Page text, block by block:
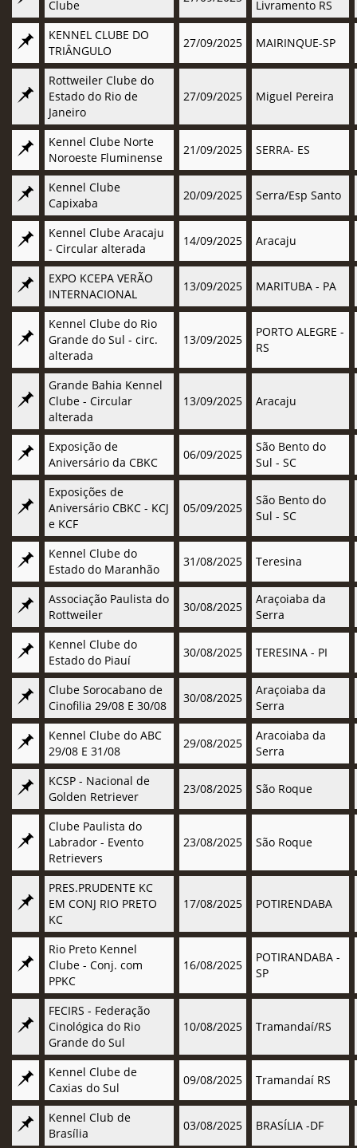
Clube
Livramento RS
KENNEL CLUBE DO
TRIÂNGULO
27/09/2025 MAIRINQUE-SP
Rottweiler Clube do
Estado do Rio de
Janeiro
27/09/2025 Miguel Pereira
Kennel Clube Norte
Noroeste Fluminense
21/09/2025 SERRA- ES
Kennel Clube
Capixaba
20/09/2025 Serra/Esp Santo
Kennel Clube Aracaju
- Circular alterada
14/09/2025 Aracaju
EXPO KCEPA VERÃO
INTERNACIONAL
13/09/2025 MARITUBA - PA
Kennel Clube do Rio
Grande do Sul - circ.
alterada
13/09/2025
PORTO ALEGRE -
RS
Grande Bahia Kennel
Clube - Circular
alterada
13/09/2025 Aracaju
Exposição de
Aniversário da CBKC
06/09/2025
São Bento do
Sul - SC
Exposições de
Aniversário CBKC - KCJ
e KCF
05/09/2025
São Bento do
Sul - SC
Kennel Clube do
Estado do Maranhão
31/08/2025 Teresina
Associação Paulista do
Rottweiler
30/08/2025
Araçoiaba da
Serra
Kennel Clube do
Estado do Piauí
30/08/2025 TERESINA - PI
Clube Sorocabano de
Cinofilia 29/08 E 30/08
30/08/2025
Araçoiaba da
Serra
Kennel Clube do ABC
29/08 E 31/08
29/08/2025
Aracoiaba da
Serra
KCSP - Nacional de
Golden Retriever
23/08/2025 São Roque
Clube Paulista do
Labrador - Evento
Retrievers
23/08/2025 São Roque
PRES.PRUDENTE KC
EM CONJ RIO PRETO
KC
17/08/2025 POTIRENDABA
Rio Preto Kennel
Clube - Conj. com
PPKC
16/08/2025
POTIRANDABA -
SP
FECIRS - Federação
Cinológica do Rio
Grande do Sul
10/08/2025 Tramandaí/RS
Kennel Clube de
Caxias do Sul
09/08/2025 Tramandaí RS
Kennel Club de
Brasília
03/08/2025 BRASÍLIA -DF